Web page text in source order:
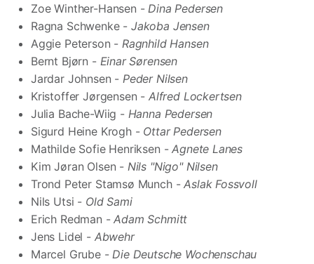
Zoe Winther-Hansen -Dina Pedersen
Ragna Schwenke -Jakoba Jensen
Aggie Peterson -Ragnhild Hansen
Bernt Bjørn - Einar Sørensen
Jardar Johnsen -Peder Nilsen
Kristoffer Jørgensen - Alfred Lockertsen
Julia Bache-Wiig - Hanna Pedersen
Sigurd Heine Krogh - Ottar Pedersen
Mathilde Sofie Henriksen -Agnete Lanes
Kim Jøran Olsen - Nils "Nigo" Nilsen
Trond Peter Stamsø Munch -Aslak Fossvoll
Nils Utsi - Old Sami
Erich Redman -Adam Schmitt
Jens Lidel - Abwehr
Marcel Grube -Die Deutsche Wochenschau